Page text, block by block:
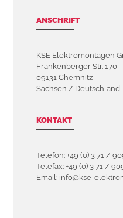
ANSCHRIFT
KSE Elektromontagen
Frankenberger Str. 170
09131 Chemnitz
Sachsen / Deutschland
KONTAKT
Telefon: +49 (0) 3 71 /
Telefax: +49 (0) 3 71 /
Email: info@kse-